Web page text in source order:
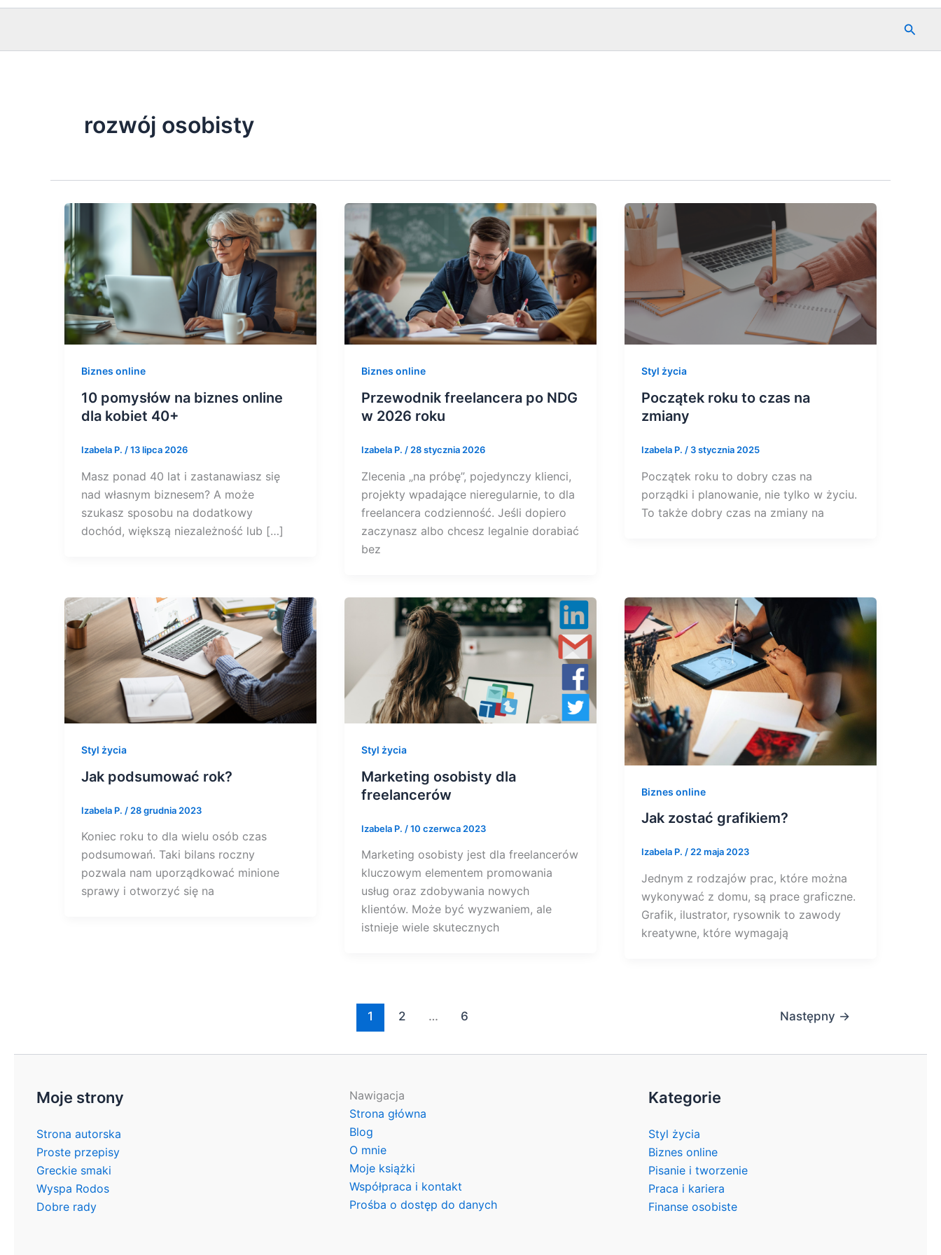
Szukaj
rozwój osobisty
Biznes online
10 pomysłów na biznes online
dla kobiet 40+
Izabela P. /13 lipca 2026
Masz ponad 40 lat i zastanawiasz się
nad własnym biznesem? A może
szukasz sposobu na dodatkowy
dochód, większą niezależność lub […]
Biznes online
Przewodnik freelancera po NDG
w 2026 roku
Izabela P. /28 stycznia 2026
Zlecenia „na próbę”, pojedynczy klienci,
projekty wpadające nieregularnie, to dla
freelancera codzienność. Jeśli dopiero
zaczynasz albo chcesz legalnie dorabiać
bez
Styl życia
Początek roku to czas na
zmiany
Izabela P. / 3 stycznia 2025
Początek roku to dobry czas na
porządki i planowanie, nie tylko w życiu.
To także dobry czas na zmiany na
Styl życia
Jak podsumować rok?
Izabela P. / 28 grudnia 2023
Koniec roku to dla wielu osób czas
podsumowań. Taki bilans roczny
pozwala nam uporządkować minione
sprawy i otworzyć się na
Styl życia
Marketing osobisty dla
freelancerów
Izabela P. /10 czerwca 2023
Marketing osobisty jest dla freelancerów
kluczowym elementem promowania
usług oraz zdobywania nowych
klientów. Może być wyzwaniem, ale
istnieje wiele skutecznych
Biznes online
Jak zostać grafikiem?
Izabela P. /22 maja 2023
Jednym z rodzajów prac, które można
wykonywać z domu, są prace graficzne.
Grafik, ilustrator, rysownik to zawody
kreatywne, które wymagają
1 2 … 6 Następny →
Moje strony
Strona autorska
Proste przepisy
Greckie smaki
Wyspa Rodos
Dobre rady
Nawigacja
Strona główna
Blog
O mnie
Moje książki
Współpraca i kontakt
Prośba o dostęp do danych
Kategorie
Styl życia
Biznes online
Pisanie i tworzenie
Praca i kariera
Finanse osobiste